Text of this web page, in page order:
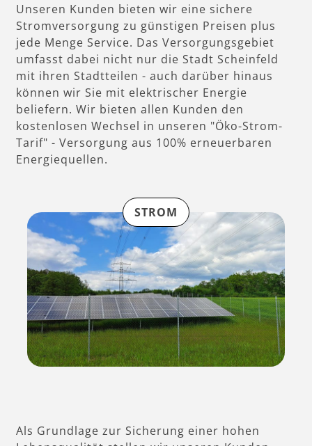
Unseren Kunden bieten wir eine sichere
Stromversorgung zu günstigen Preisen plus
jede Menge Service. Das Versorgungsgebiet
umfasst dabei nicht nur die Stadt Scheinfeld
mit ihren Stadtteilen - auch darüber hinaus
können wir Sie mit elektrischer Energie
beliefern. Wir bieten allen Kunden den
kostenlosen Wechsel in unseren "Öko-Strom-
Tarif" - Versorgung aus 100% erneuerbaren
Energiequellen.
STROM
Als Grundlage zur Sicherung einer hohen